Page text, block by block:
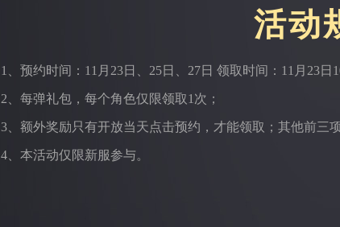
活动
1、预约时间：11月23日、25日、27日 领取时间：11月23日
2、每弹礼包，每个角色仅限领取1次；
3、额外奖励只有开放当天点击预约，才能领取；其他前三
4、本活动仅限新服参与。